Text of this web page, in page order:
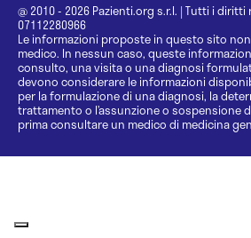
@ 2010 - 2026 Pazienti.org s.r.l. | Tutti i diritti
07112280966
Le informazioni proposte in questo sito
medico. In nessun caso, queste
consulto, una visita o una diagnosi
devono considerare le informazioni
per la formulazione di una diagnosi, la
trattamento o l’assunzione o sospensione
prima consultare un medico di medicina